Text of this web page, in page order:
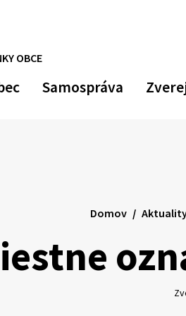
OBCE
Samospráva
Domov